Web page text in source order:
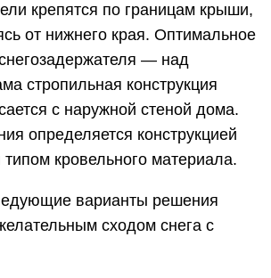
крепятся по границам крыши,
от нижнего края. Оптимальное
— над
стропильная конструкция
с наружной стеной дома.
определяется конструкцией
типом кровельного материала.
варианты решения
сходом снега с